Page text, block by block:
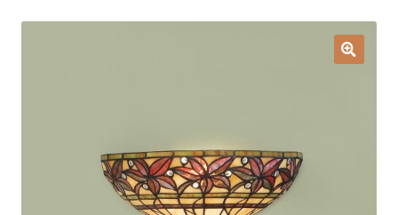
Koszyk
O firmie i sklepie
Odstąpienie od umowy